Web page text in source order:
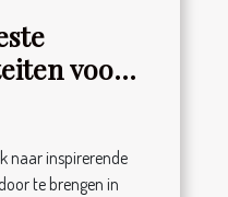
voor
naar inspirerende
te brengen in